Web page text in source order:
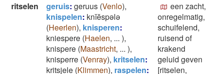
ritselen
geruis: geruus (Venlo),
knispelen: knĭĕspələ
(Heerlen), knisperen:
kniespere (Haelen, ... ),
knispere (Maastricht, ... ),
knisperre (Venray), kritselen:
kritsjele (Klimmen), raspelen:
een zacht,
onregelmatig,
schuifelend,
ruisend of
krakend
geluid geven
[ritselen,